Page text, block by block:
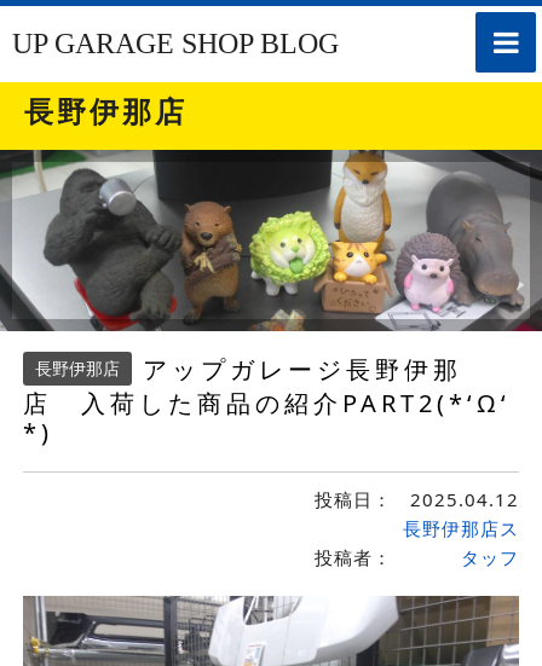
toggle
UP GARAGE SHOP BLOG
長野伊那店
長野伊那店
アップガレージ長野伊那
店 入荷した商品の紹介PART2(*‘Ω‘
*)
投稿日： 2025.04.12
投稿者：
長野伊那店ス
タッフ